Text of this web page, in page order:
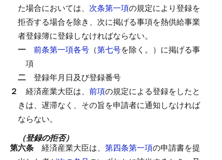
た場合においては、 次条第一項の規定により登録を
拒否する場合を除き、次に掲げる事項を熱供給事業
者登録簿に登録しなければならない。
一 前条第一項各号 （第七号を除く。）に掲げる事
項
二 登録年月日及び登録番号
２ 経済産業大臣は、 前項の規定による登録をしたと
きは、遅滞なく、その旨を申請者に通知しなければ
ならない。
（登録の拒否）
第六条 経済産業大臣は、 第四条第一項の申請書を提